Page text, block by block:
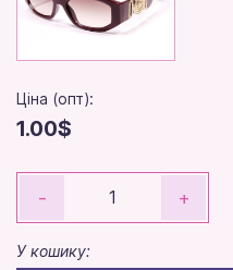
Ціна (опт):
1.00$
- +
У кошику: